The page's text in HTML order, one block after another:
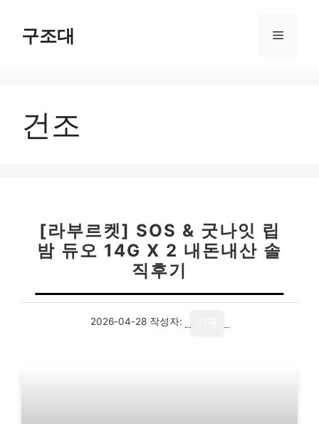
구조대 메
건조
[라부르켓] SOS & 굿나잇 립
밤 듀오 14G X 2 내돈내산 솔
직후기
2026-04-28 작성자: